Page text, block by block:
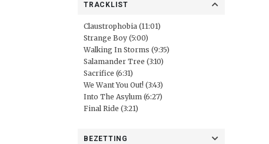
TRACKLIST
Claustrophobia (11:01)
Strange Boy (5:00)
Walking In Storms (9:35)
Salamander Tree (3:10)
Sacrifice (6:31)
We Want You Out! (3:43)
Into The Asylum (6:27)
Final Ride (3:21)
BEZETTING